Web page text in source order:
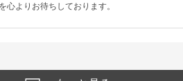
心よりお待ちしております。